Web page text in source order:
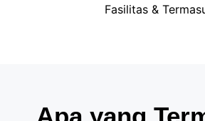
Fasilitas &